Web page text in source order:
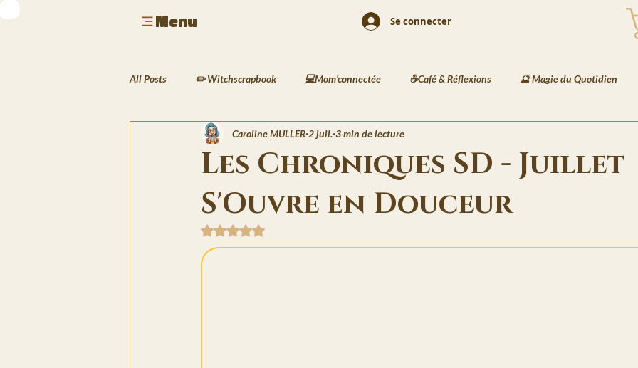
Menu Se connecter
All Posts ✏️ Witchscrapbook 💻Mom'connectée ☕Café & Réflexions 🔮 Magie du Quotidien
🎮 Geek & Gaming 🎶 Musique & Playlists 🎨 Illustration & Art
🍲 Cuisine & Rituels 🖌️ Activités Enfants 📘 Écriture Jeunesse
🖋️ Les Écrits de Silas 🌱 Le Carnet des Jardins de Kaia 🔮 Les Messages de Basira ⚔️ Les
Les Chroniques SD - Juillet
S'Ouvre en Douceur
Caroline MULLER 2 juil. 3 min de lecture
Noté NaN étoiles sur 5.